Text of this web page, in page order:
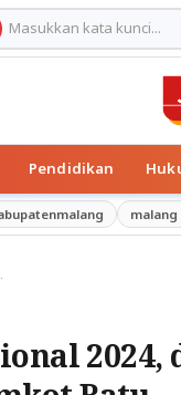
Pendidikan
malang
2024,